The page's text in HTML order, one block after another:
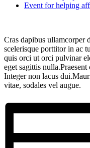
Event for helping
Cras dapibus ullamcorper
scelerisque porttitor in ac
quis orci ut orci pulvinar
eget sagittis
Integer non lacus
vitae, sodales vel augue.